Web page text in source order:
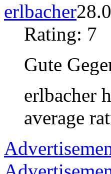
erlbacher
Rating: 7
Gute
erlbacher
average